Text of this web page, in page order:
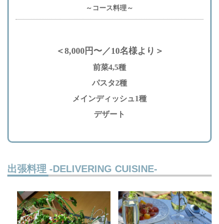
～コース料理～
＜8,000円〜／10名様より＞
前菜4,5種
パスタ2種
メインディッシュ1種
デザート
出張料理 -DELIVERING CUISINE-